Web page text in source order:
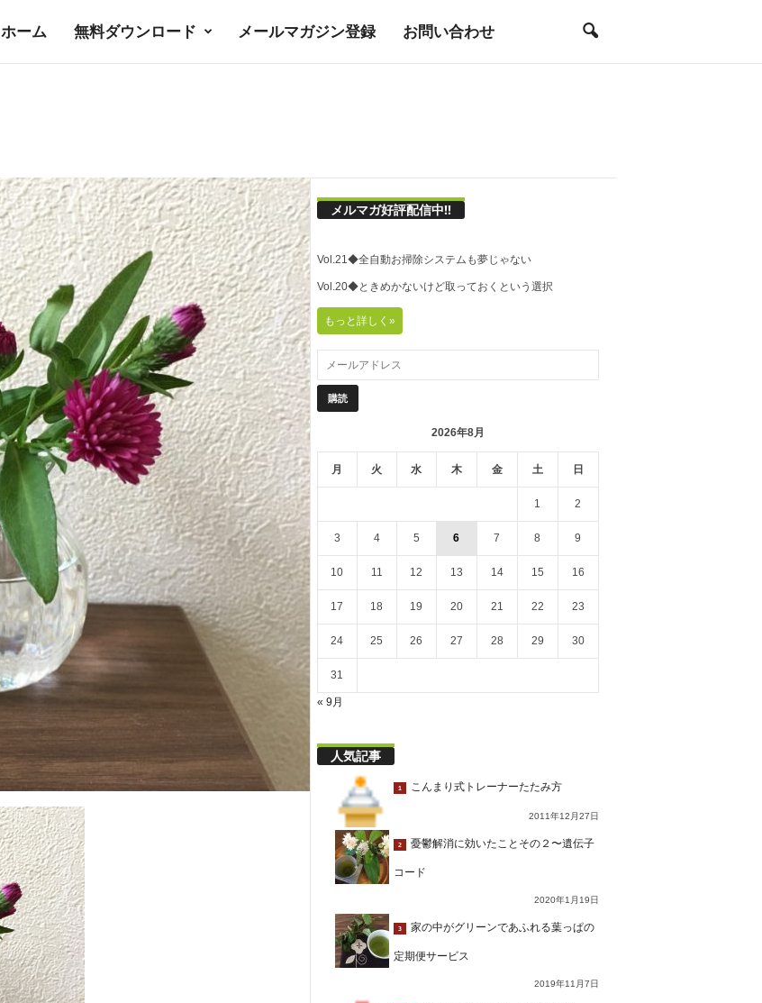
ホーム 無料ダウンロード メールマガジン登録 お問い合わせ
メルマガ好評配信中!!
Vol.21◆全自動お掃除システムも夢じゃない
Vol.20◆ときめかないけど取っておくという選択
もっと詳しく»
2026年8月
月 火 水 木 金 土 日
1 2
3 4 5 6 7 8 9
10 11 12 13 14 15 16
17 18 19 20 21 22 23
24 25 26 27 28 29 30
31
« 9月
人気記事
1 こんまり式トレーナーたたみ方
2011年12月27日
2 憂鬱解消に効いたことその２〜遺伝子
コード
2020年1月19日
3 家の中がグリーンであふれる葉っぱの
定期便サービス
2019年11月7日